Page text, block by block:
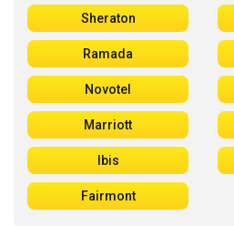
Sheraton
Ramada
Novotel
Marriott
Ibis
Fairmont